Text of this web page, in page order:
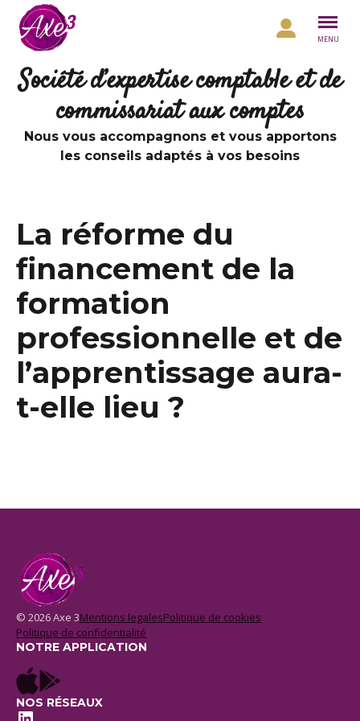
Aller au contenu
MENU
Société d’expertise comptable et de
commissariat aux comptes
Nous vous accompagnons et vous apportons
les conseils adaptés à vos besoins
La réforme du
financement de la
formation
professionnelle et de
l’apprentissage aura-
t-elle lieu ?
© 2026 Axe 3Mentions legalesPolitique de cookies
Politique de confidentialité
NOTRE APPLICATION
NOS RÉSEAUX